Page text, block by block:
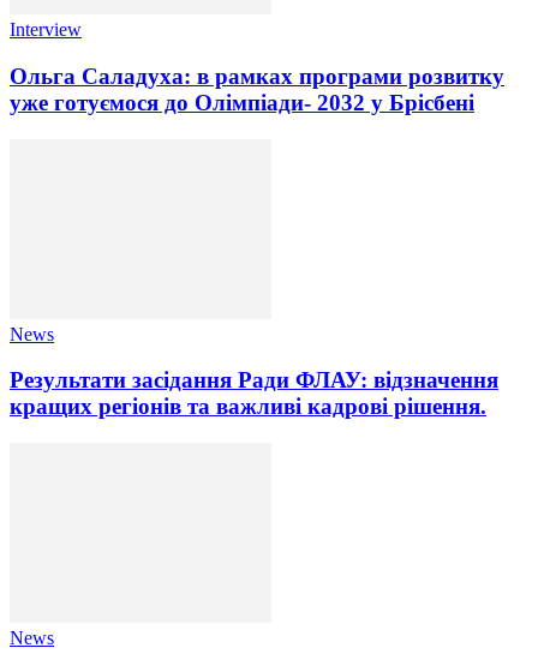
Interview
Ольга Саладуха: в рамках програми розвитку
уже готуємося до Олімпіади- 2032 у Брісбені
News
Результати засідання Ради ФЛАУ: відзначення
кращих регіонів та важливі кадрові рішення.
News